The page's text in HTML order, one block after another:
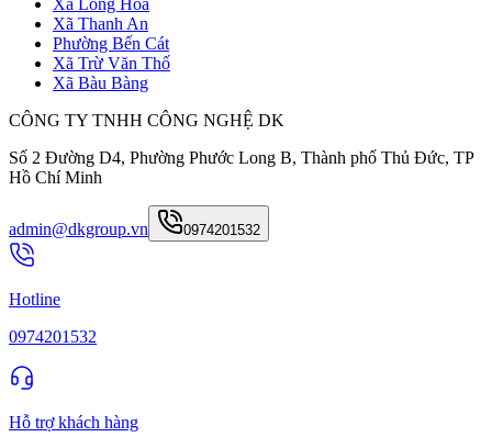
Xã Long Hòa
Xã Thanh An
Phường Bến Cát
Xã Trừ Văn Thố
Xã Bàu Bàng
CÔNG TY TNHH CÔNG NGHỆ DK
Số 2 Đường D4, Phường Phước Long B, Thành phố Thủ Đức, TP
Hồ Chí Minh
admin@dkgroup.vn 0974201532
Hotline
0974201532
Hỗ trợ khách hàng